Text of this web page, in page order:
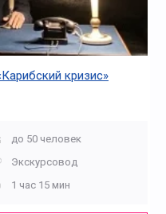
кризис»
до 50 человек
Экскурсовод
1 час 15 мин